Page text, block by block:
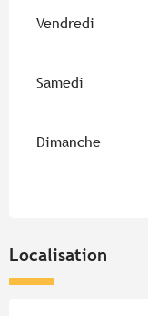
Vendredi
Samedi
Dimanche
Localisation